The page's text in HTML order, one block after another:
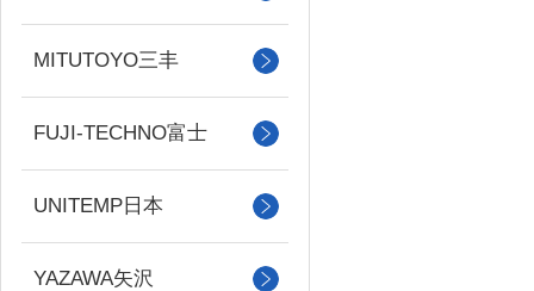
MITUTOYO三丰
FUJI-TECHNO富士
UNITEMP日本
YAZAWA矢沢